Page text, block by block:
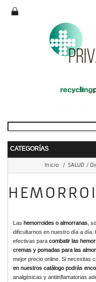
CATEGORÍAS
Inicio / SALUD /
Las hemorroides o almorranas,
dificultarnos en nuestro día a
efectivas para combatir las
cremas y pomadas para las
mejor precio online. Si necesitas
en nuestros catálogo podrás
analgésicas y antiinflamatorias